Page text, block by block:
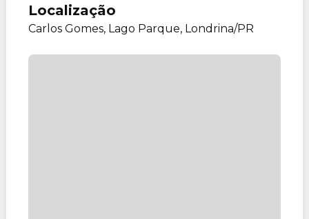
Localização
Carlos Gomes, Lago Parque, Londrina/PR